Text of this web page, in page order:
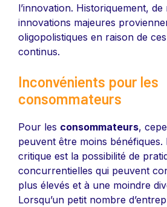
l’innovation. Historiquement,
innovations majeures
oligopolistiques en raison de
continus.
Inconvénients pour les
consommateurs
Pour les consommateurs,
peuvent être moins bénéfiques.
critique est la possibilité de
concurrentielles qui peuvent
plus élevés et à une moindre
Lorsqu’un petit nombre